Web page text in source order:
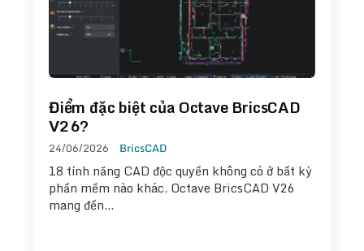
Điểm đặc biệt của Octave BricsCAD
V26?
24/06/2026 BricsCAD
18 tính năng CAD độc quyền không có ở bất kỳ
phần mềm nào khác. Octave BricsCAD V26
mang đến…